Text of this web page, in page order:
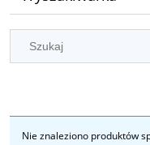
Nie znaleziono produktów